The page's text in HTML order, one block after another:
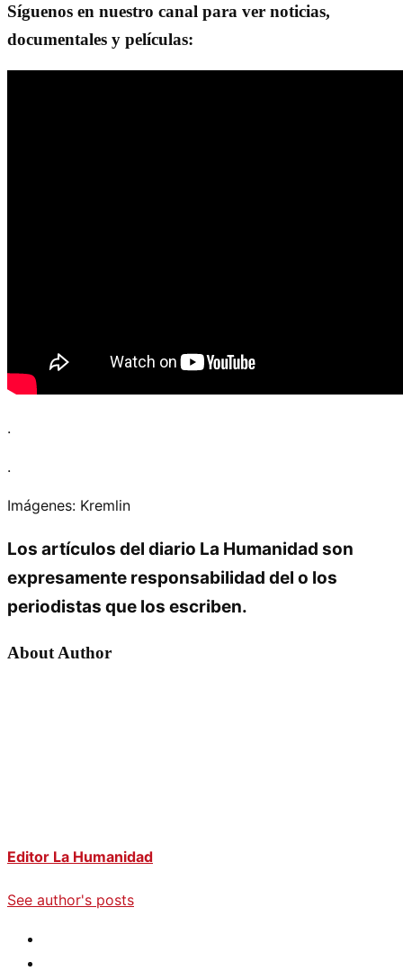
Síguenos en nuestro canal para ver noticias,
documentales y películas:
.
.
Imágenes: Kremlin
Los artículos del diario La Humanidad son
expresamente responsabilidad del o los
periodistas que los escriben.
About Author
Editor La Humanidad
See author's posts